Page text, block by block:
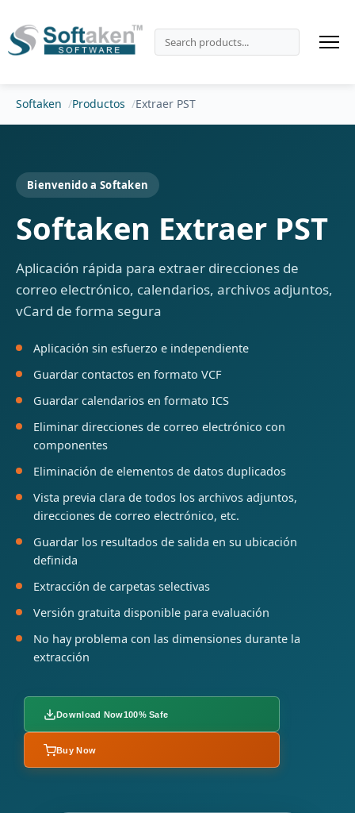
Softaken Productos Extraer PST
Bienvenido a Softaken
Softaken Extraer PST
Aplicación rápida para extraer direcciones de
correo electrónico, calendarios, archivos adjuntos,
vCard de forma segura
Aplicación sin esfuerzo e independiente
Guardar contactos en formato VCF
Guardar calendarios en formato ICS
Eliminar direcciones de correo electrónico con
componentes
Eliminación de elementos de datos duplicados
Vista previa clara de todos los archivos adjuntos,
direcciones de correo electrónico, etc.
Guardar los resultados de salida en su ubicación
definida
Extracción de carpetas selectivas
Versión gratuita disponible para evaluación
No hay problema con las dimensiones durante la
extracción
Download Now100% Safe
Buy Now